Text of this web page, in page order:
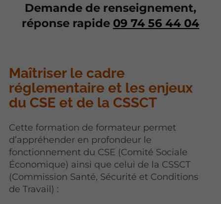
Demande de renseignement,
réponse rapide 09 74 56 44 04
Maîtriser le cadre
réglementaire et les enjeux
du CSE et de la CSSCT
Cette formation de formateur permet
d’appréhender en profondeur le
fonctionnement du CSE (Comité Sociale
Économique) ainsi que celui de la CSSCT
(Commission Santé, Sécurité et Conditions
de Travail) :